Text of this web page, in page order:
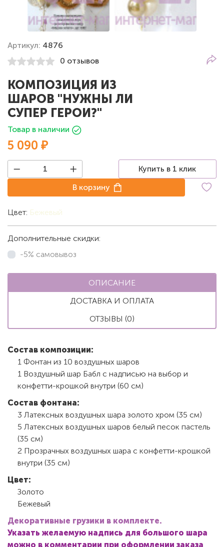
Артикул: 4876
0 отзывов
КОМПОЗИЦИЯ ИЗ
ШАРОВ "НУЖНЫ ЛИ
СУПЕР ГЕРОИ?"
Товар в наличии
5 090 ₽
Купить в 1 клик
В корзину
Цвет: Бежевый
Дополнительные скидки:
-5% самовывоз
ОПИСАНИЕ
ДОСТАВКА И ОПЛАТА
ОТЗЫВЫ (0)
Состав композиции:
1 Фонтан из 10 воздушных шаров
1 Воздушный шар Бабл с надписью на выбор и
конфетти-крошкой внутри (60 см)
Состав фонтана:
3 Латексных воздушных шара золото хром (35 см)
5 Латексных воздушных шаров белый песок пастель
(35 см)
2 Прозрачных воздушных шара с конфетти-крошкой
внутри (35 см)
Цвет:
Золото
Бежевый
Декоративные грузики в комплекте.
Указать желаемую надпись для большого шара
можно в комментарии при оформлении заказа